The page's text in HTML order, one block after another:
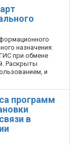
назначения.
при обмене
Раскрыты
и
программ
в